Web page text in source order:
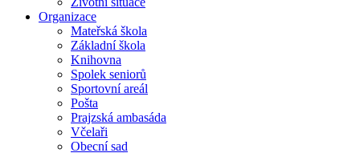
Organizace
Mateřská škola
Základní škola
Knihovna
Spolek seniorů
Sportovní areál
Pošta
Prajzská ambasáda
Včelaři
Obecní sad